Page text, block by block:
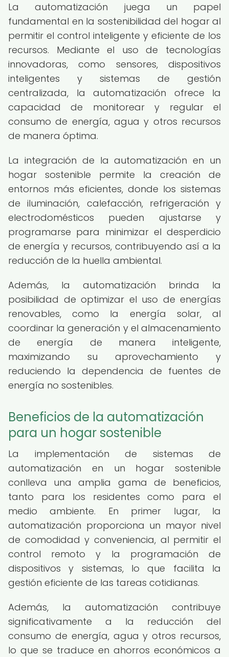
La automatización juega un papel
fundamental en la sostenibilidad del hogar al
permitir el control inteligente y eficiente de los
recursos. Mediante el uso de tecnologías
innovadoras, como sensores, dispositivos
inteligentes y sistemas de gestión
centralizada, la automatización ofrece la
capacidad de monitorear y regular el
consumo de energía, agua y otros recursos
de manera óptima.
La integración de la automatización en un
hogar sostenible permite la creación de
entornos más eficientes, donde los sistemas
de iluminación, calefacción, refrigeración y
electrodomésticos pueden ajustarse y
programarse para minimizar el desperdicio
de energía y recursos, contribuyendo así a la
reducción de la huella ambiental.
Además, la automatización brinda la
posibilidad de optimizar el uso de energías
renovables, como la energía solar, al
coordinar la generación y el almacenamiento
de energía de manera inteligente,
maximizando su aprovechamiento y
reduciendo la dependencia de fuentes de
energía no sostenibles.
Beneficios de la automatización
para un hogar sostenible
La implementación de sistemas de
automatización en un hogar sostenible
conlleva una amplia gama de beneficios,
tanto para los residentes como para el
medio ambiente. En primer lugar, la
automatización proporciona un mayor nivel
de comodidad y conveniencia, al permitir el
control remoto y la programación de
dispositivos y sistemas, lo que facilita la
gestión eficiente de las tareas cotidianas.
Además, la automatización contribuye
significativamente a la reducción del
consumo de energía, agua y otros recursos,
lo que se traduce en ahorros económicos a